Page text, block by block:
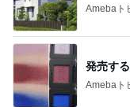
Amebaト
発売す
Amebaト